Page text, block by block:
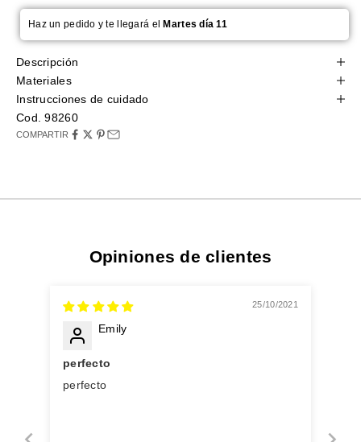
Haz un pedido y te llegará elMartes día 11
Descripción
Materiales
Instrucciones de cuidado
Cod. 98260
COMPARTIR
Opiniones de clientes
25/10/2021
Emily
perfecto
perfecto